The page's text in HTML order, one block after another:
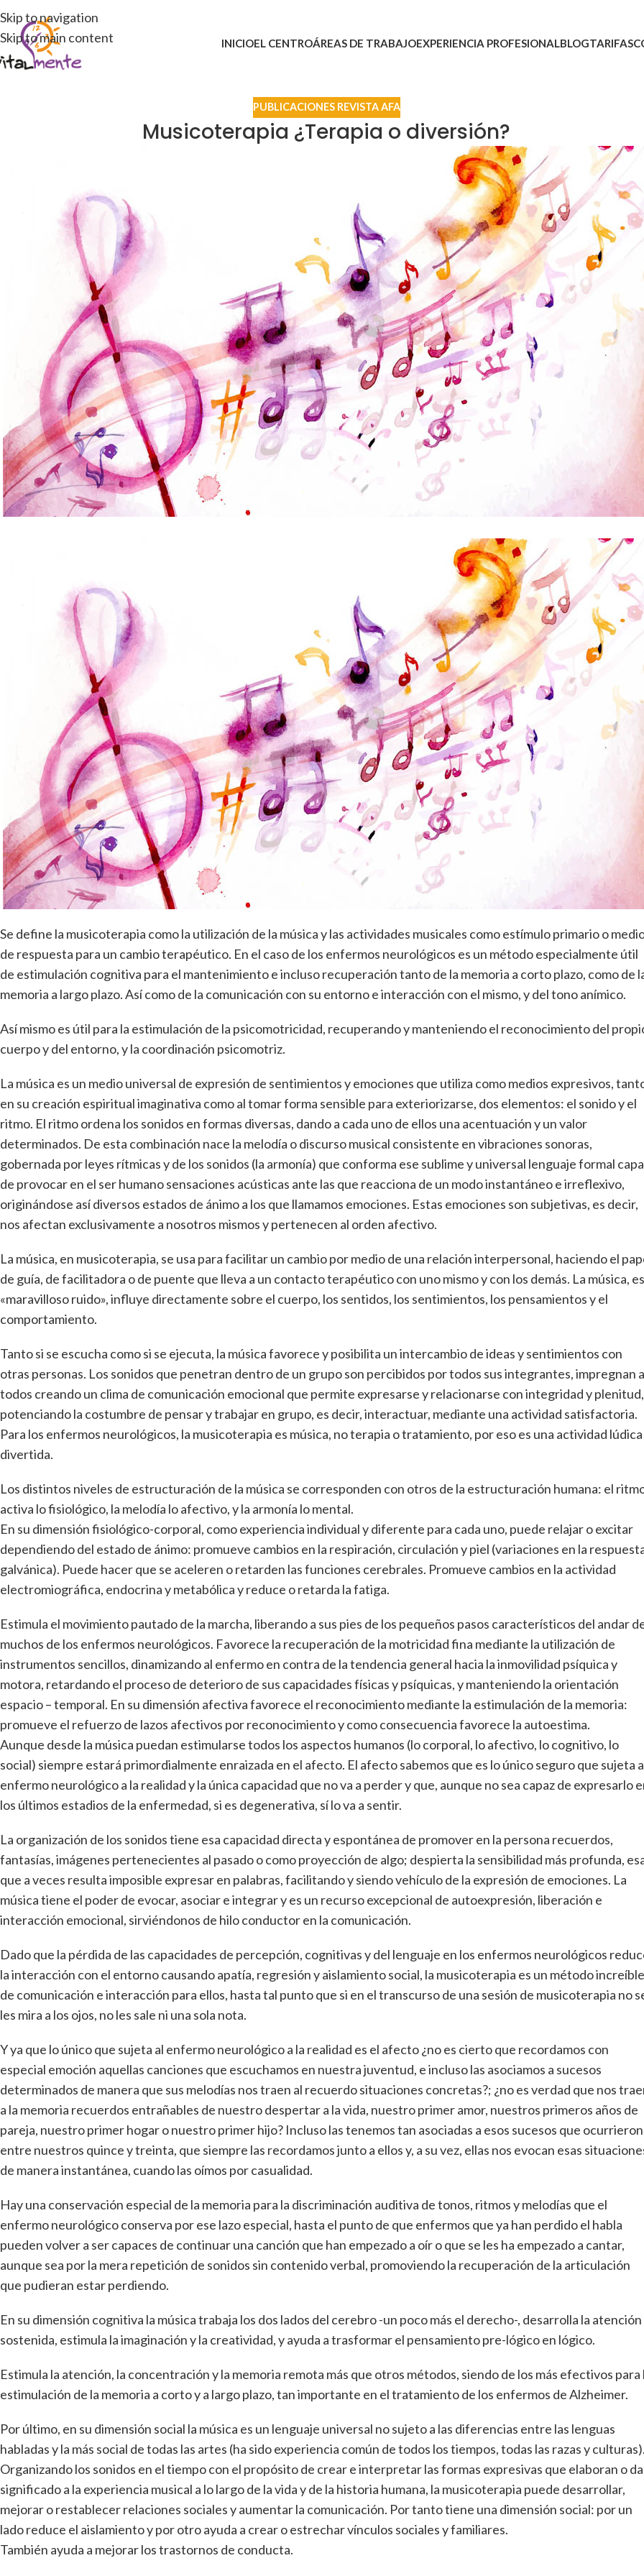
Skip to navigation
Skip to main content
INICIOEL CENTROÁREAS DE TRABAJOEXPERIENCIA PROFESIONAL BLOGTARIFAS
PUBLICACIONES REVISTA AFA
Musicoterapia ¿Terapia o diversión?
Se define la musicoterapia como la utilización de la música y las actividades musicales como estímulo primario o
de respuesta para un cambio terapéutico. En el caso de los enfermos neurológicos es un método especialmente útil
de estimulación cognitiva para el mantenimiento e incluso recuperación tanto de la memoria a corto plazo, como de
memoria a largo plazo. Así como de la comunicación con su entorno e interacción con el mismo, y del tono anímico.
Así mismo es útil para la estimulación de la psicomotricidad, recuperando y manteniendo el reconocimiento del
cuerpo y del entorno, y la coordinación psicomotriz.
La música es un medio universal de expresión de sentimientos y emociones que utiliza como medios expresivos,
en su creación espiritual imaginativa como al tomar forma sensible para exteriorizarse, dos elementos: el sonido y el
ritmo. El ritmo ordena los sonidos en formas diversas, dando a cada uno de ellos una acentuación y un valor
determinados. De esta combinación nace la melodía o discurso musical consistente en vibraciones sonoras,
gobernada por leyes rítmicas y de los sonidos (la armonía) que conforma ese sublime y universal lenguaje formal
de provocar en el ser humano sensaciones acústicas ante las que reacciona de un modo instantáneo e irreflexivo,
originándose así diversos estados de ánimo a los que llamamos emociones. Estas emociones son subjetivas, es decir,
nos afectan exclusivamente a nosotros mismos y pertenecen al orden afectivo.
La música, en musicoterapia, se usa para facilitar un cambio por medio de una relación interpersonal, haciendo el
de guía, de facilitadora o de puente que lleva a un contacto terapéutico con uno mismo y con los demás. La música,
«maravilloso ruido», influye directamente sobre el cuerpo, los sentidos, los sentimientos, los pensamientos y el
comportamiento.
Tanto si se escucha como si se ejecuta, la música favorece y posibilita un intercambio de ideas y sentimientos con
otras personas. Los sonidos que penetran dentro de un grupo son percibidos por todos sus integrantes, impregnan a
todos creando un clima de comunicación emocional que permite expresarse y relacionarse con integridad y plenitud,
potenciando la costumbre de pensar y trabajar en grupo, es decir, interactuar, mediante una actividad satisfactoria.
Para los enfermos neurológicos, la musicoterapia es música, no terapia o tratamiento, por eso es una actividad
divertida.
Los distintos niveles de estructuración de la música se corresponden con otros de la estructuración humana: el
activa lo fisiológico, la melodía lo afectivo, y la armonía lo mental.
En su dimensión fisiológico-corporal, como experiencia individual y diferente para cada uno, puede relajar o excitar
dependiendo del estado de ánimo: promueve cambios en la respiración, circulación y piel (variaciones en la
galvánica). Puede hacer que se aceleren o retarden las funciones cerebrales. Promueve cambios en la actividad
electromiográfica, endocrina y metabólica y reduce o retarda la fatiga.
Estimula el movimiento pautado de la marcha, liberando a sus pies de los pequeños pasos característicos del andar
muchos de los enfermos neurológicos. Favorece la recuperación de la motricidad fina mediante la utilización de
instrumentos sencillos, dinamizando al enfermo en contra de la tendencia general hacia la inmovilidad psíquica y
motora, retardando el proceso de deterioro de sus capacidades físicas y psíquicas, y manteniendo la orientación
espacio – temporal. En su dimensión afectiva favorece el reconocimiento mediante la estimulación de la memoria:
promueve el refuerzo de lazos afectivos por reconocimiento y como consecuencia favorece la autoestima.
Aunque desde la música puedan estimularse todos los aspectos humanos (lo corporal, lo afectivo, lo cognitivo, lo
social) siempre estará primordialmente enraizada en el afecto. El afecto sabemos que es lo único seguro que sujeta
enfermo neurológico a la realidad y la única capacidad que no va a perder y que, aunque no sea capaz de expresarlo
los últimos estadios de la enfermedad, si es degenerativa, sí lo va a sentir.
La organización de los sonidos tiene esa capacidad directa y espontánea de promover en la persona recuerdos,
fantasías, imágenes pertenecientes al pasado o como proyección de algo; despierta la sensibilidad más profunda,
que a veces resulta imposible expresar en palabras, facilitando y siendo vehículo de la expresión de emociones. La
música tiene el poder de evocar, asociar e integrar y es un recurso excepcional de autoexpresión, liberación e
interacción emocional, sirviéndonos de hilo conductor en la comunicación.
Dado que la pérdida de las capacidades de percepción, cognitivas y del lenguaje en los enfermos neurológicos
la interacción con el entorno causando apatía, regresión y aislamiento social, la musicoterapia es un método increíble
de comunicación e interacción para ellos, hasta tal punto que si en el transcurso de una sesión de musicoterapia no
les mira a los ojos, no les sale ni una sola nota.
Y ya que lo único que sujeta al enfermo neurológico a la realidad es el afecto ¿no es cierto que recordamos con
especial emoción aquellas canciones que escuchamos en nuestra juventud, e incluso las asociamos a sucesos
determinados de manera que sus melodías nos traen al recuerdo situaciones concretas?; ¿no es verdad que nos
a la memoria recuerdos entrañables de nuestro despertar a la vida, nuestro primer amor, nuestros primeros años de
pareja, nuestro primer hogar o nuestro primer hijo? Incluso las tenemos tan asociadas a esos sucesos que ocurrieron
entre nuestros quince y treinta, que siempre las recordamos junto a ellos y, a su vez, ellas nos evocan esas
de manera instantánea, cuando las oímos por casualidad.
Hay una conservación especial de la memoria para la discriminación auditiva de tonos, ritmos y melodías que el
enfermo neurológico conserva por ese lazo especial, hasta el punto de que enfermos que ya han perdido el habla
pueden volver a ser capaces de continuar una canción que han empezado a oír o que se les ha empezado a cantar,
aunque sea por la mera repetición de sonidos sin contenido verbal, promoviendo la recuperación de la articulación
que pudieran estar perdiendo.
En su dimensión cognitiva la música trabaja los dos lados del cerebro -un poco más el derecho-, desarrolla la atención
sostenida, estimula la imaginación y la creatividad, y ayuda a trasformar el pensamiento pre-lógico en lógico.
Estimula la atención, la concentración y la memoria remota más que otros métodos, siendo de los más efectivos para
estimulación de la memoria a corto y a largo plazo, tan importante en el tratamiento de los enfermos de Alzheimer.
Por último, en su dimensión social la música es un lenguaje universal no sujeto a las diferencias entre las lenguas
habladas y la más social de todas las artes (ha sido experiencia común de todos los tiempos, todas las razas y culturas).
Organizando los sonidos en el tiempo con el propósito de crear e interpretar las formas expresivas que elaboran o
significado a la experiencia musical a lo largo de la vida y de la historia humana, la musicoterapia puede desarrollar,
mejorar o restablecer relaciones sociales y aumentar la comunicación. Por tanto tiene una dimensión social: por un
lado reduce el aislamiento y por otro ayuda a crear o estrechar vínculos sociales y familiares.
También ayuda a mejorar los trastornos de conducta.